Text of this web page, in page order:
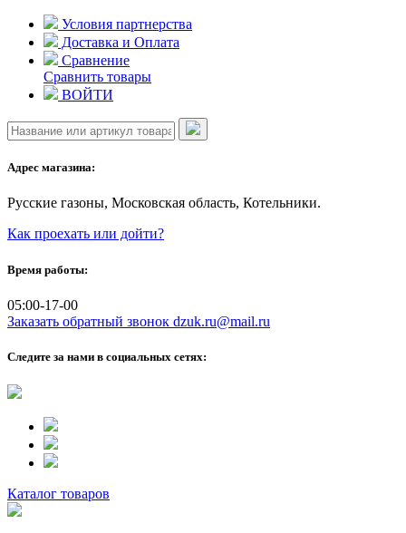
Skip
content
Условия партнерства
Доставка и Оплата
Сравнение
Сравнить товары
ВОЙТИ
Адрес магазина:
Русские газоны, Московская область, Котельники.
Как проехать или дойти?
Время работы:
05:00-17-00
Заказать обратный звонок dzuk.ru@mail.ru
Следите за нами в социальных сетях:
Каталог товаров